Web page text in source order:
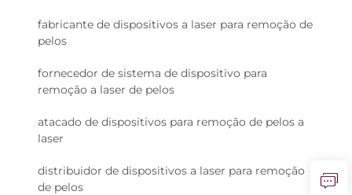
fabricante de dispositivos a laser para remoção de
pelos
fornecedor de sistema de dispositivo para
remoção a laser de pelos
atacado de dispositivos para remoção de pelos a
laser
distribuidor de dispositivos a laser para remoção
de pelos